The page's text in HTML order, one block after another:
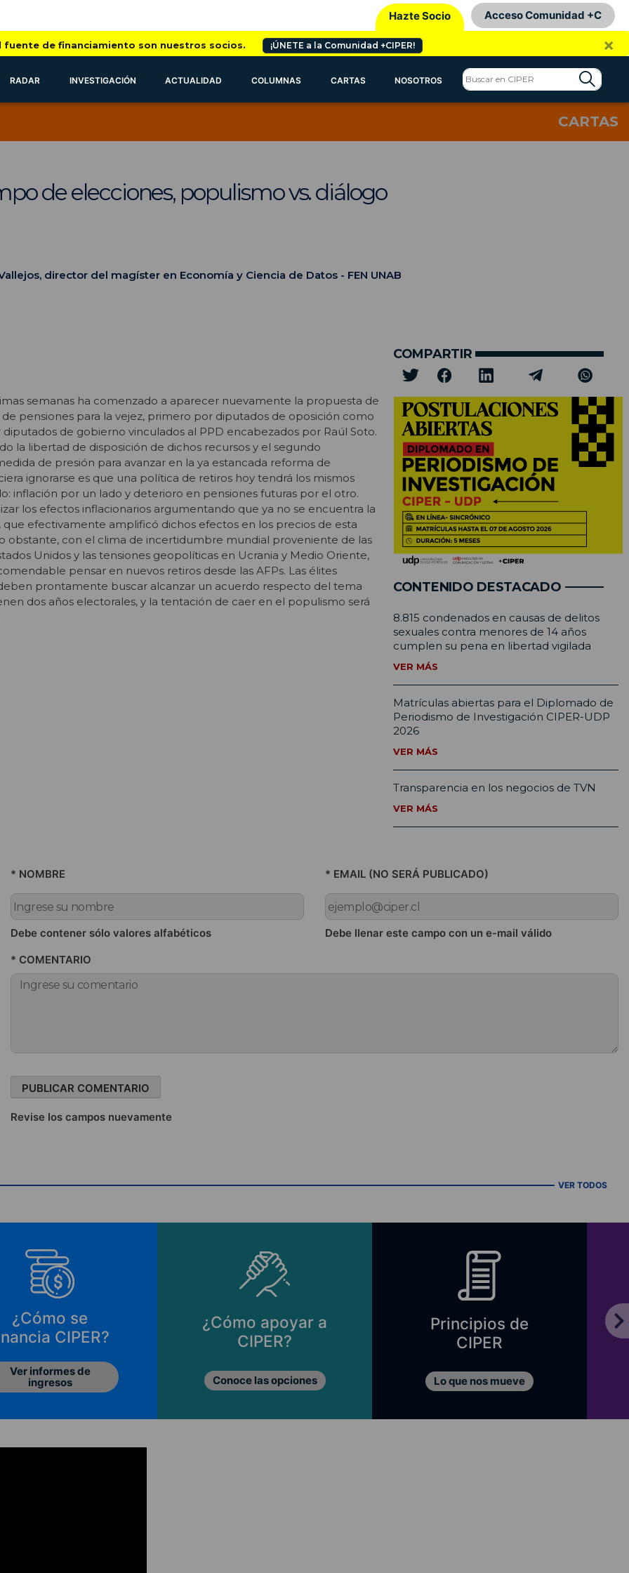
Hazte Socio Acceso Comunidad +C
fuente de financiamiento son nuestros socios. ¡ÚNETE a la Comunidad +CIPER! ×
RADAR INVESTIGACIÓN ACTUALIDAD COLUMNAS CARTAS NOSOTROS
CARTAS
de elecciones, populismo vs. diálogo
director del magíster en Economía y Ciencia de Datos - FEN UNAB
semanas ha comenzado a aparecer nuevamente la propuesta de
pensiones para la vejez, primero por diputados de oposición como
diputados de gobierno vinculados al PPD encabezados por Raúl Soto.
la libertad de disposición de dichos recursos y el segundo
de presión para avanzar en la ya estancada reforma de
ignorarse es que una política de retiros hoy tendrá los mismos
inflación por un lado y deterioro en pensiones futuras por el otro.
los efectos inflacionarios argumentando que ya no se encuentra la
que efectivamente amplificó dichos efectos en los precios de esta
obstante, con el clima de incertidumbre mundial proveniente de las
Unidos y las tensiones geopolíticas en Ucrania y Medio Oriente,
pensar en nuevos retiros desde las AFPs. Las élites
prontamente buscar alcanzar un acuerdo respecto del tema
dos años electorales, y la tentación de caer en el populismo será
COMPARTIR
CONTENIDO DESTACADO
8.815 condenados en causas de delitos
sexuales contra menores de 14 años
cumplen su pena en libertad vigilada
VER MÁS
Matrículas abiertas para el Diplomado de
Periodismo de Investigación CIPER-UDP
2026
VER MÁS
Transparencia en los negocios de TVN
VER MÁS
* NOMBRE
Debe contener sólo valores alfabéticos
* EMAIL (NO SERÁ PUBLICADO)
Debe llenar este campo con un e-mail válido
* COMENTARIO
Revise los campos nuevamente
VER TODOS
¿Cómo se
CIPER?
Ver informes de
ingresos
¿Cómo apoyar a
CIPER?
Conoce las opciones
Principios de
CIPER
Lo que nos mueve